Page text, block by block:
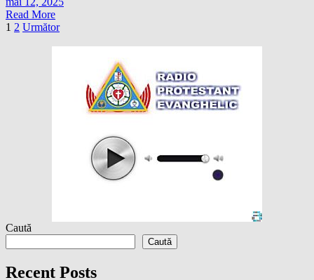
Read More
Paginație
articole
1 2 Următor
Caută
Caută
Recent Posts